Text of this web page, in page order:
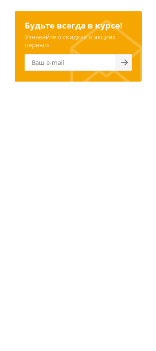
Будьте всегда в курсе!
Узнавайте о скидках и акциях
первым